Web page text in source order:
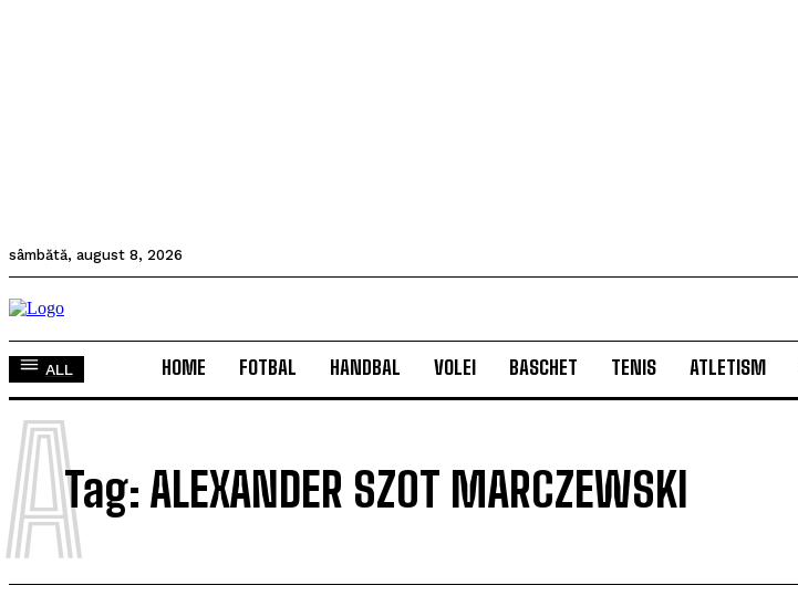
sâmbătă, august 8, 2026
ALL HOME FOTBAL HANDBAL VOLEI BASCHET TENIS ATLETISM
Tag: ALEXANDER SZOT MARCZEWSKI
A